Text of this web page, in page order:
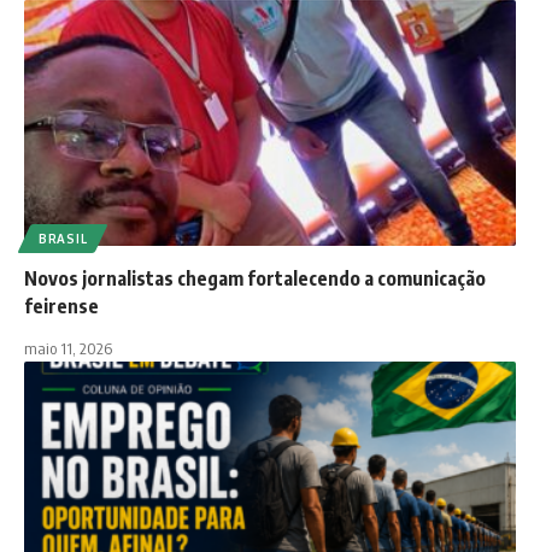
BRASIL
Novos jornalistas chegam fortalecendo a comunicação
feirense
maio 11, 2026